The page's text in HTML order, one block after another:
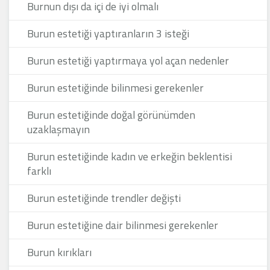
Burnun dışı da içi de iyi olmalı
Burun estetiği yaptıranların 3 isteği
Burun estetiği yaptırmaya yol açan nedenler
Burun estetiğinde bilinmesi gerekenler
Burun estetiğinde doğal görünümden
uzaklaşmayın
Burun estetiğinde kadın ve erkeğin beklentisi
farklı
Burun estetiğinde trendler değişti
Burun estetiğine dair bilinmesi gerekenler
Burun kırıkları